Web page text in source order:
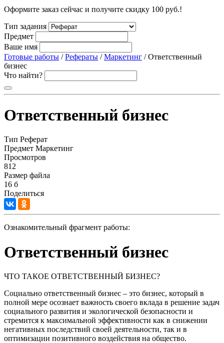
Оформите заказ сейчас и получите скидку 100 руб.!
Тип задания
Предмет
Ваше имя
Готовые работы /Рефераты /Маркетинг / Ответственный
бизнес
Что найти?
Ответственный бизнес
Тип Реферат
Предмет Маркетинг
Просмотров
812
Размер файла
16 б
Поделиться
Ознакомительный фрагмент работы:
Ответственный бизнес
ЧТО ТАКОЕ ОТВЕТСТВЕННЫЙ БИЗНЕС?
Социально ответственный бизнес – это бизнес, который в
полной мере осознает важность своего вклада в решение задач
социального развития и экологической безопасности и
стремится к максимальной эффективности как в снижении
негативных последствий своей деятельности, так и в
оптимизации позитивного воздействия на общество.